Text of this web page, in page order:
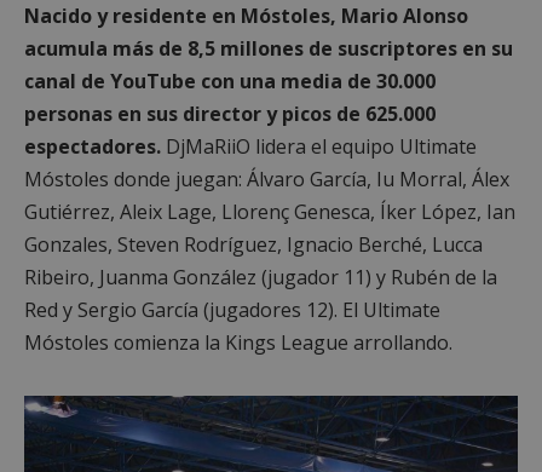
Nacido y residente en Móstoles, Mario Alonso
acumula más de 8,5 millones de suscriptores en su
canal de YouTube con una media de 30.000
personas en sus director y picos de 625.000
espectadores. DjMaRiiO lidera el equipo Ultimate
Móstoles donde juegan: Álvaro García, Iu Morral, Álex
Gutiérrez, Aleix Lage, Llorenç Genesca, Íker López, Ian
Gonzales, Steven Rodríguez, Ignacio Berché, Lucca
Ribeiro, Juanma González (jugador 11) y Rubén de la
Red y Sergio García (jugadores 12). El Ultimate
Móstoles comienza la Kings League arrollando.